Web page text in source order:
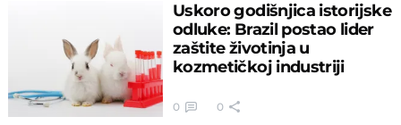
Uskoro godišnjica istorijske
odluke: Brazil postao lider
zaštite životinja u
kozmetičkoj industriji
0 0